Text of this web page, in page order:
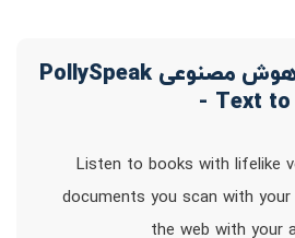
نحوه استفاده از هوش مصنوعی PollySpeak
- Text to
Listen to books with lifelike
documents you scan with your
the web with your